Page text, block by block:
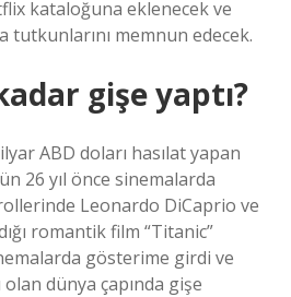
kataloğuna eklenecek ve
tutkunlarını memnun edecek.
gişe yaptı?
ABD doları hasılat yapan
26 yıl önce sinemalarda
Leonardo DiCaprio ve
romantik film “Titanic”
gösterime girdi ve
dünya çapında gişe